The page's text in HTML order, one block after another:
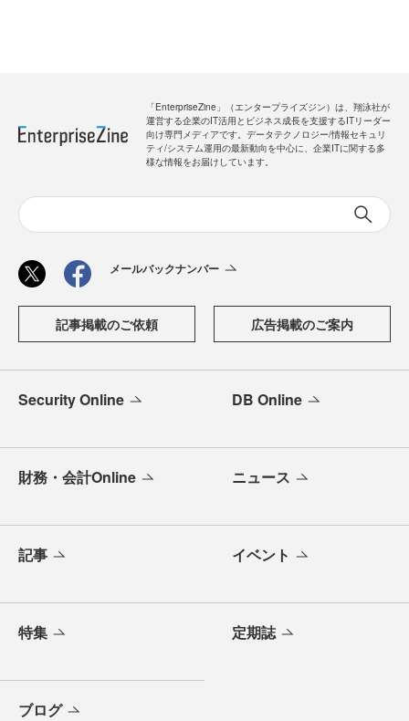
「EnterpriseZine」（エンタープライズジン）は、翔泳社が
運営する企業のIT活用とビジネス成長を支援するITリーダー
向け専門メディアです。データテクノロジー/情報セキュリ
ティ/システム運用の最新動向を中心に、企業ITに関する多
様な情報をお届けしています。
メールバックナンバー
記事掲載のご依頼 広告掲載のご案内
Security Online DB Online
財務・会計Online ニュース
記事 イベント
特集 定期誌
ブログ